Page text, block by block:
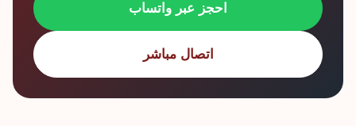
احجز عبر واتساب
اتصال مباشر